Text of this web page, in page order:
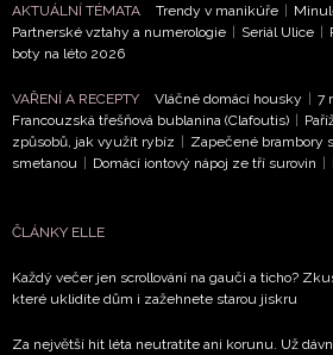
Přihlášením k newsletteru
podmínkami společnosti
potvrzujete, že jste se seznámili se
ochrany soukromí- BurdaMedia
Vašimi údaji pracovat zejména k
Chcete navíc dostávat i další
zpracováním údajů k tomuto
soukromí BurdaMedia Extra s.r.o.
AKTUÁLNÍ TÉMATA Trendy v manikúře |
Partnerské vztahy a numerologie | Seriál Ulice |
boty na léto 2026
VAŘENÍ A RECEPTY Vláčné domácí housky | 7
Francouzská třešňová bublanina (Clafoutis) |
způsobů, jak využít rybíz | Zapečené brambory
smetanou | Domácí iontový nápoj ze tří surovin |
ČLÁNKY ELLE
Každý večer jen scrollování na gauči a ticho?
které uklidíte dům i zažehnete starou jiskru
Za největší hit léta neutratíte ani korunu. Už